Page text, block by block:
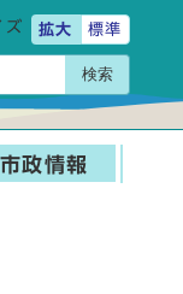
ズ 拡大 標準
検索
市政情報